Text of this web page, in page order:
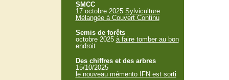
SMCC
17 octobre 2025 Sylviculture
Mélangée à Couvert Continu
Semis de forêts
octobre 2025 à faire tomber au bon
endroit
Des chiffres et des arbres
15/10/2025
le nouveau mémento IFN est sorti